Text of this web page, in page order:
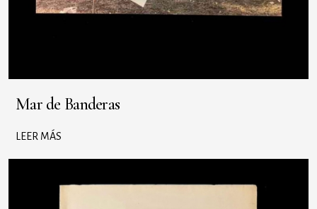
Mar de Banderas
LEER MÁS